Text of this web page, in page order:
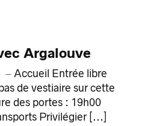
Argalouve
⏤ Accueil Entrée libre
de vestiaire sur cette
des portes : 19h00
Privilégier [...]